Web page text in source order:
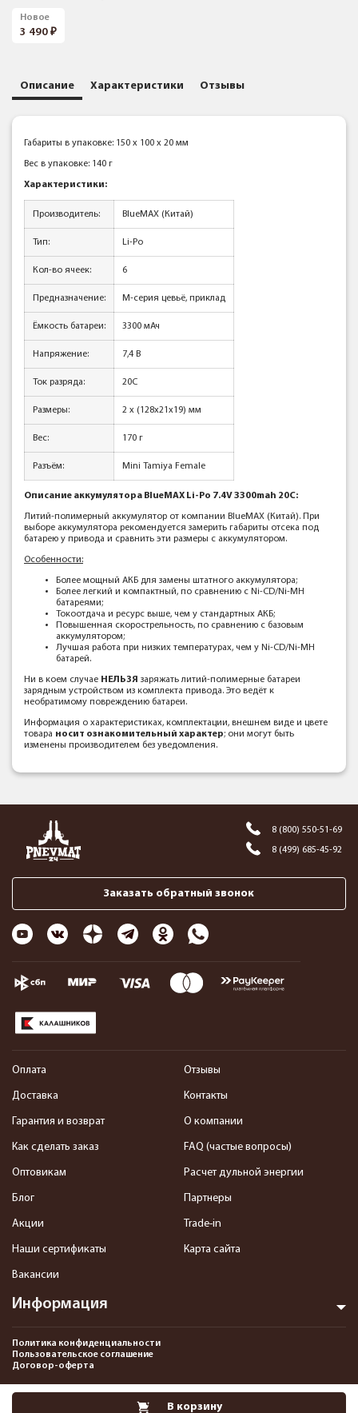
В корзину
Новое
3 490
Описание Характеристики Отзывы
Габариты в упаковке: 150 x 100 x 20 мм
Вес в упаковке: 140 г
Характеристики:
Производитель: BlueMAX (Китай)
Тип: Li-Po
Кол-во ячеек: 6
Предназначение: М-серия цевьё, приклад
Ёмкость батареи: 3300 мАч
Напряжение: 7,4 В
Ток разряда: 20C
Размеры: 2 x (128x21x19) мм
Вес: 170 г
Разъём: Mini Tamiya Female
Описание аккумулятора BlueMAX Li-Po 7.4V 3300mah 20C:
Литий-полимерный аккумулятор от компании BlueMAX (Китай). При
выборе аккумулятора рекомендуется замерить габариты отсека под
батарею у привода и сравнить эти размеры с аккумулятором.
Особенности:
Более мощный АКБ для замены штатного аккумулятора;
Более легкий и компактный, по сравнению с Ni-CD/Ni-MH
батареями;
Токоотдача и ресурс выше, чем у стандартных АКБ;
Повышенная скорострельность, по сравнению с базовым
аккумулятором;
Лучшая работа при низких температурах, чем у Ni-CD/Ni-MH
батарей.
Ни в коем случае НЕЛЬЗЯ заряжать литий-полимерные батареи
зарядным устройством из комплекта привода. Это ведёт к
необратимому повреждению батареи.
Информация о характеристиках, комплектации, внешнем виде и цвете
товара носит ознакомительный характер; они могут быть
изменены производителем без уведомления.
8 (800) 550-51-69
8 (499) 685-45-92
Заказать обратный звонок
Информация
Оплата
Доставка
Гарантия и возврат
Как сделать заказ
Оптовикам
Блог
Акции
Наши сертификаты
Вакансии
Отзывы
Контакты
О компании
FAQ (частые вопросы)
Расчет дульной энергии
Партнеры
Trade-in
Карта сайта
Политика конфиденциальности
Пользовательское соглашение
Договор-оферта
2013-2026 Интернет-магазин пневматики, страйкбола и снаряжения–
Pnevmat24.ru. Все права защищены.©